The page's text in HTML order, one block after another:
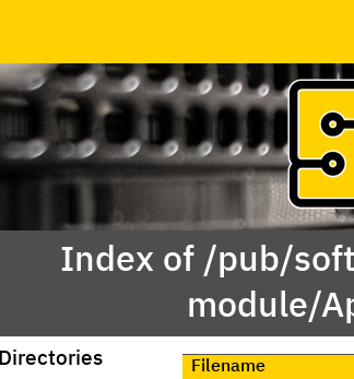
Index of /pub/
module/
Directories Filename